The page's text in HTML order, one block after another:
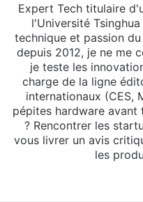
Expert Tech titulaire
l'Université
technique et passion
depuis 2012, je ne me
je teste les
charge de la ligne
internationaux (CES,
pépites hardware avant
? Rencontrer les
vous livrer un avis
les